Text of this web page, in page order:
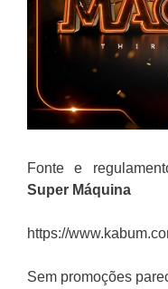
Fonte e
Super Máquina
https://
Sem promoções